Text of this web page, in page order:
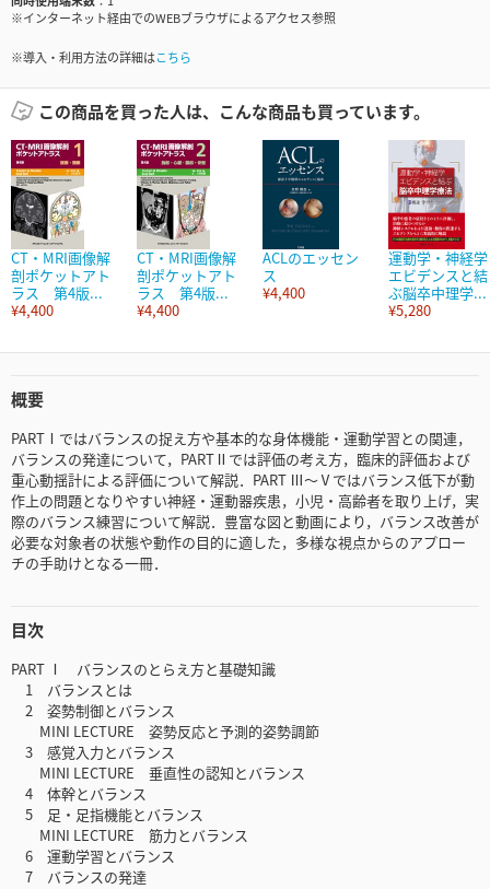
※インターネット経由でのWEBブラウザによるアクセス参照
※導入・利用方法の詳細はこちら
この商品を買った人は、こんな商品も買っています。
CT・MRI画像解
剖ポケットアト
ラス 第4版...
¥4,400
CT・MRI画像解
剖ポケットアト
ラス 第4版...
¥4,400
ACLのエッセン
ス
¥4,400
運動学・神経学
エビデンスと結
ぶ脳卒中理学...
¥5,280
概要
PARTⅠではバランスの捉え方や基本的な身体機能・運動学習との関連，
バランスの発達について，PARTⅡでは評価の考え方，臨床的評価および
重心動揺計による評価について解説．PART Ⅲ～Ⅴではバランス低下が動
作上の問題となりやすい神経・運動器疾患，小児・高齢者を取り上げ，実
際のバランス練習について解説．豊富な図と動画により，バランス改善が
必要な対象者の状態や動作の目的に適した，多様な視点からのアプロー
チの手助けとなる一冊．
目次
PART Ⅰ バランスのとらえ方と基礎知識
1 バランスとは
2 姿勢制御とバランス
MINI LECTURE 姿勢反応と予測的姿勢調節
3 感覚入力とバランス
MINI LECTURE 垂直性の認知とバランス
4 体幹とバランス
5 足・足指機能とバランス
MINI LECTURE 筋力とバランス
6 運動学習とバランス
7 バランスの発達